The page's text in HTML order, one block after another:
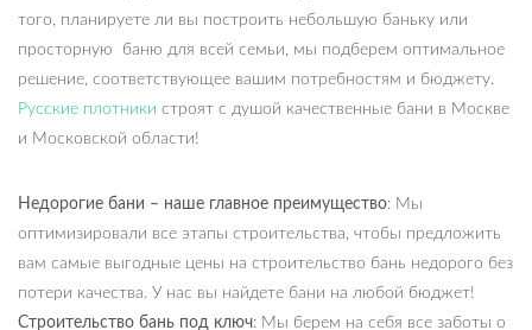
того, планируете ли вы построить небольшую баньку или
просторную баню для всей семьи, мы подберем оптимальное
решение, соответствующее вашим потребностям и бюджету.
Русские плотники строят с душой качественные бани в Москве
и Московской области!
Недорогие бани – наше главное преимущество: Мы
оптимизировали все этапы строительства, чтобы предложить
вам самые выгодные цены на строительство бань недорого без
потери качества. У нас вы найдете бани на любой бюджет!
Строительство бань под ключ: Мы берем на себя все заботы о